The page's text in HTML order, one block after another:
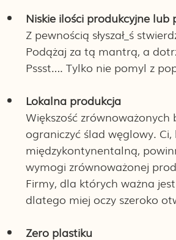
Niskie ilości produkcyjne
Z pewnością słyszał_ś
Podążaj za tą mantrą, a
Pssst…. Tylko nie pomyl z
Lokalna produkcja
Większość
ograniczyć ślad węglowy.
międzykontynentalną,
wymogi zrównoważonej
Firmy, dla których ważna
dlatego miej oczy szeroko
Zero plastiku